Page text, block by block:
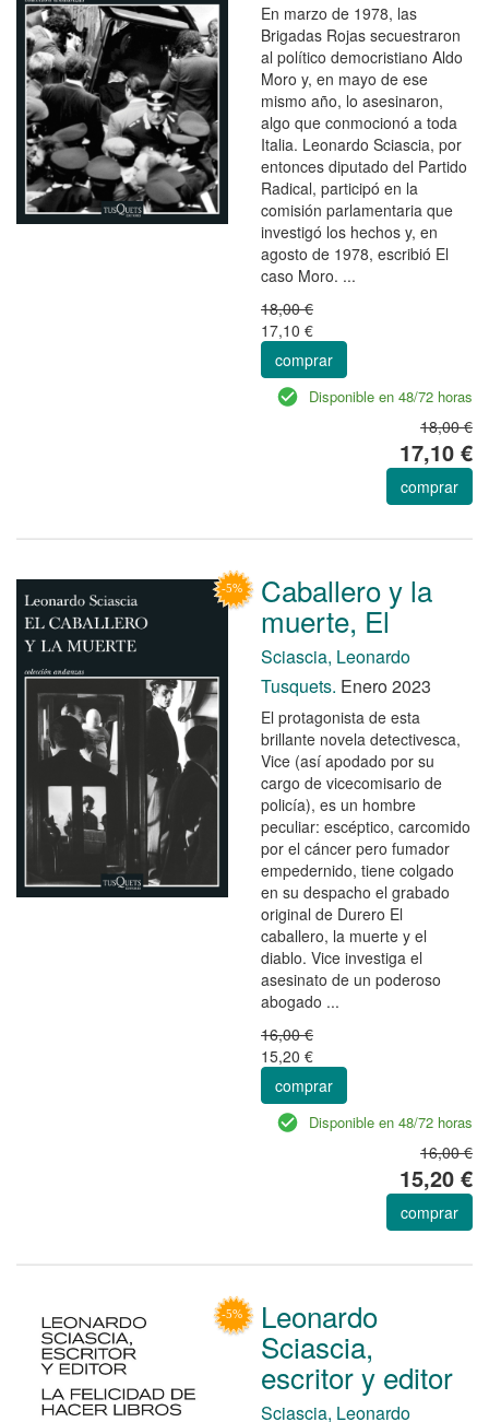
En marzo de 1978, las
Brigadas Rojas secuestraron
al político democristiano Aldo
Moro y, en mayo de ese
mismo año, lo asesinaron,
algo que conmocionó a toda
Italia. Leonardo Sciascia, por
entonces diputado del Partido
Radical, participó en la
comisión parlamentaria que
investigó los hechos y, en
agosto de 1978, escribió El
caso Moro. ...
18,00 €
17,10 €
comprar
Disponible en 48/72 horas
18,00 €
17,10 €
comprar
Caballero y la
muerte, El
Sciascia, Leonardo
Tusquets. Enero 2023
El protagonista de esta
brillante novela detectivesca,
Vice (así apodado por su
cargo de vicecomisario de
policía), es un hombre
peculiar: escéptico, carcomido
por el cáncer pero fumador
empedernido, tiene colgado
en su despacho el grabado
original de Durero El
caballero, la muerte y el
diablo. Vice investiga el
asesinato de un poderoso
abogado ...
16,00 €
15,20 €
comprar
Disponible en 48/72 horas
16,00 €
15,20 €
comprar
Leonardo
Sciascia,
escritor y editor
Sciascia, Leonardo